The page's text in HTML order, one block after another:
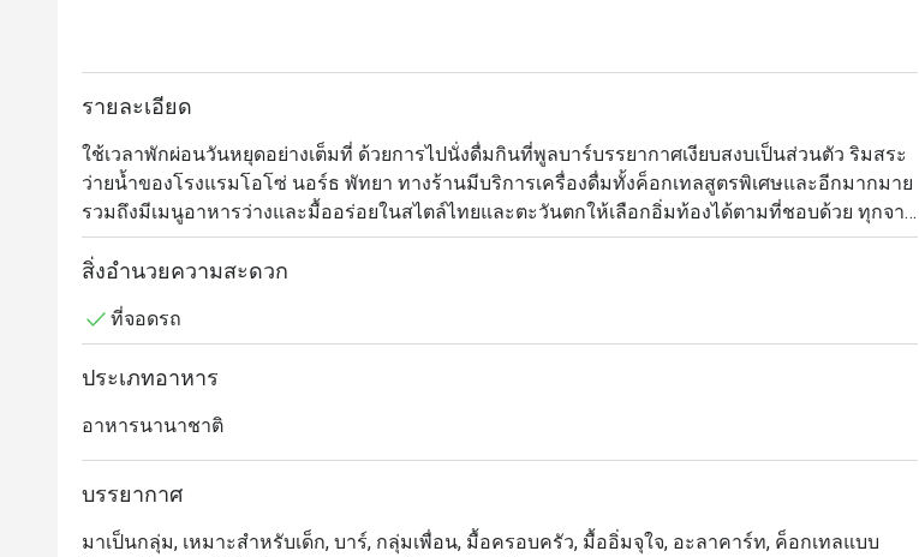
รายละเอียด
ใช้เวลาพักผ่อนวันหยุดอย่างเต็มที่ ด้วยการไปนั่งดื่มกินที่พูลบาร์บรรยากาศเงียบสงบเป็นส่วนตัว ริมสระ
ว่ายน้ำของโรงแรมโอโซ่ นอร์ธ พัทยา ทางร้านมีบริการเครื่องดื่มทั้งค็อกเทลสูตรพิเศษและอีกมากมาย
รวมถึงมีเมนูอาหารว่างและมื้ออร่อยในสไตล์ไทยและตะวันตกให้เลือกอิ่มท้องได้ตามที่ชอบด้วย ทุกจาน
ปรุงอย่างมืออาชีพโดยเชฟของโรงแรม แนะนำพาสต้าไส้กรอกอีสานและเบคอนผัดพริกกระเทียมน้ำมัน
มะกอก และข้าวผัดต้มยำที่เสิร์ฟเคียงด้วยแซลมอนย่าง
สิ่งอำนวยความสะดวก
ที่จอดรถ
ประเภทอาหาร
อาหารนานาชาติ
บรรยากาศ
มาเป็นกลุ่ม, เหมาะสำหรับเด็ก, บาร์, กลุ่มเพื่อน, มื้อครอบครัว, มื้ออิ่มจุใจ, อะลาคาร์ท, ค็อกเทลแบบ